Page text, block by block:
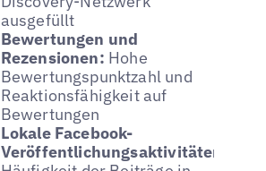
ausgefüllt
Bewertungen und
Rezensionen: Hohe
Bewertungspunktzahl und
Reaktionsfähigkeit auf
Bewertungen
Lokale Facebook-
Veröffentlichungsaktivitäten: